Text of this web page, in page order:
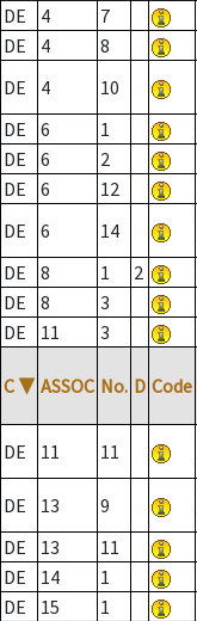
DE
4 7
DE
4 8
DE
4 10
DE
6 1
DE
6 2
DE
6 12
DE
6 14
DE
8 1 2
DE
8 3
DE
11 3
C ▼ ASSOC No. D Code
DE 11 11
DE 13 9
DE
13 11
DE
14 1
DE
15 1